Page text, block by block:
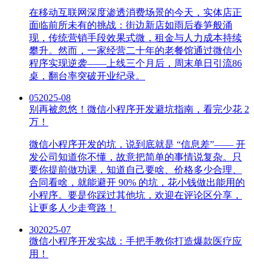
在移动互联网深度渗透消费场景的今天，实体店正
面临前所未有的挑战：街边新店如雨后春笋般涌
现，传统营销手段效果式微，租金与人力成本持续
攀升。然而，一家经营二十年的老餐馆通过微信小
程序实现逆袭——上线三个月后，周末单日引流86
桌，翻台率突破开业纪录。
052025-08
别再被忽悠！微信小程序开发避坑指南，看完少花 2
万！
微信小程序开发的坑，说到底就是 “信息差”—— 开
发公司知道你不懂，故意把简单的事情说复杂。只
要你提前做功课，知道自己要啥、价格多少合理、
合同看啥，就能避开 90% 的坑，花小钱做出能用的
小程序。要是你踩过其他坑，欢迎在评论区分享，
让更多人少走弯路！
302025-07
微信小程序开发实战：手把手教你打造爆款医疗应
用！